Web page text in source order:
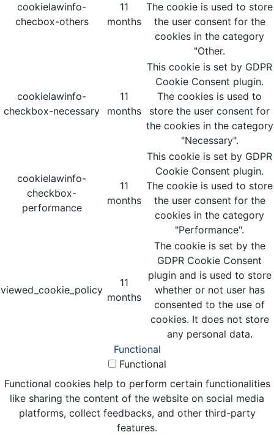
cookielawinfo-
checbox-others
11
months
The cookie is used to store
the user consent for the
cookies in the category
"Other.
cookielawinfo-
checkbox-necessary
11
months
This cookie is set by GDPR
Cookie Consent plugin.
The cookies is used to
store the user consent for
the cookies in the category
"Necessary".
cookielawinfo-
checkbox-
performance
11
months
This cookie is set by GDPR
Cookie Consent plugin.
The cookie is used to store
the user consent for the
cookies in the category
"Performance".
viewed_cookie_policy
11
months
The cookie is set by the
GDPR Cookie Consent
plugin and is used to store
whether or not user has
consented to the use of
cookies. It does not store
any personal data.
Functional
Functional
Functional cookies help to perform certain functionalities
like sharing the content of the website on social media
platforms, collect feedbacks, and other third-party
features.